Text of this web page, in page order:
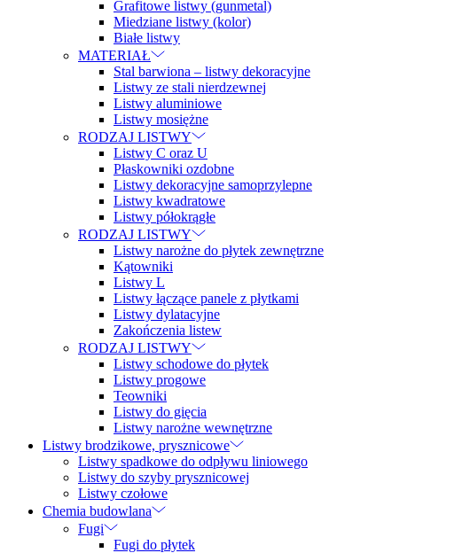
Grafitowe listwy (gunmetal)
Miedziane listwy (kolor)
Białe listwy
MATERIAŁ
Stal barwiona – listwy dekoracyjne
Listwy ze stali nierdzewnej
Listwy aluminiowe
Listwy mosiężne
RODZAJ LISTWY
Listwy C oraz U
Płaskowniki ozdobne
Listwy dekoracyjne samoprzylepne
Listwy kwadratowe
Listwy półokrągłe
RODZAJ LISTWY
Listwy narożne do płytek zewnętrzne
Kątowniki
Listwy L
Listwy łączące panele z płytkami
Listwy dylatacyjne
Zakończenia listew
RODZAJ LISTWY
Listwy schodowe do płytek
Listwy progowe
Teowniki
Listwy do gięcia
Listwy narożne wewnętrzne
Listwy brodzikowe, prysznicowe
Listwy spadkowe do odpływu liniowego
Listwy do szyby prysznicowej
Listwy czołowe
Chemia budowlana
Fugi
Fugi do płytek